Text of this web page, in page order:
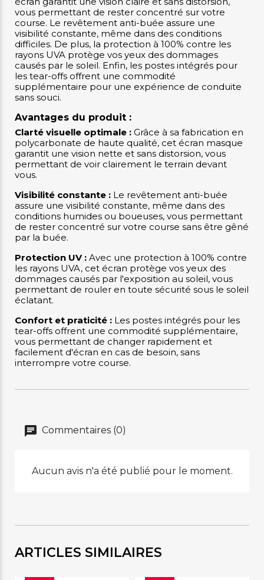
vous permettant de rester concentré sur votre
course. Le revêtement anti-buée assure une
visibilité constante, même dans des conditions
difficiles. De plus, la protection à 100% contre les
rayons UVA protège vos yeux des dommages
causés par le soleil. Enfin, les postes intégrés pour
les tear-offs offrent une commodité
supplémentaire pour une expérience de conduite
sans souci.
Avantages du produit :
Clarté visuelle optimale : Grâce à sa fabrication en
polycarbonate de haute qualité, cet écran masque
garantit une vision nette et sans distorsion, vous
permettant de voir clairement le terrain devant
vous.
Visibilité constante : Le revêtement anti-buée
assure une visibilité constante, même dans des
conditions humides ou boueuses, vous permettant
de rester concentré sur votre course sans être gêné
par la buée.
Protection UV : Avec une protection à 100% contre
les rayons UVA, cet écran protège vos yeux des
dommages causés par l'exposition au soleil, vous
permettant de rouler en toute sécurité sous le soleil
éclatant.
Confort et praticité : Les postes intégrés pour les
tear-offs offrent une commodité supplémentaire,
vous permettant de changer rapidement et
facilement d'écran en cas de besoin, sans
interrompre votre course.
Commentaires (0)
Aucun avis n'a été publié pour le moment.
ARTICLES SIMILAIRES